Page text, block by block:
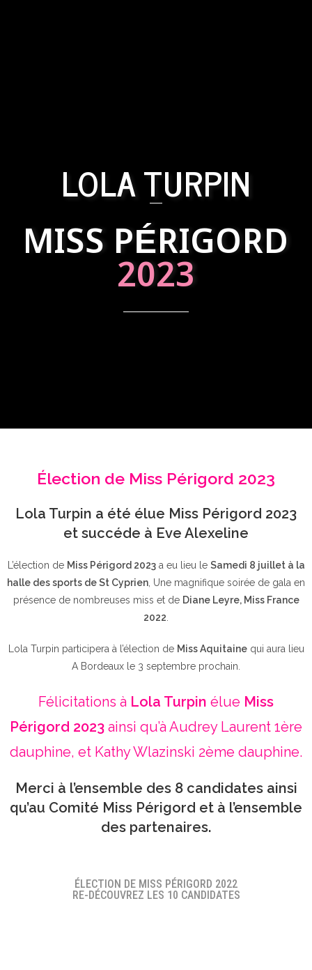
LOLA TURPIN
MISS PÉRIGORD
2023
Élection de Miss Périgord 2023
Lola Turpin a été élue Miss Périgord 2023
et succéde à Eve Alexeline
L’élection de Miss Périgord 2023a eu lieu le Samedi 8 juillet à la
halle des sports de St Cyprien , Une magnifique soirée de gala en
présence de nombreuses miss et de Diane Leyre, Miss France
2022
Lola Turpin participera à l’élection de Miss Aquitainequi aura lieu
A Bordeaux le 3 septembre prochain.
Félicitations à Lola Turpin élue Miss
Périgord 2023 ainsi qu’à Audrey Laurent 1ère
dauphine, et Kathy Wlazinski 2ème dauphine.
Merci à l’ensemble des 8 candidates ainsi
qu’au Comité Miss Périgord et à l’ensemble
des partenaires.
ÉLECTION DE MISS PÉRIGORD 2022
RE-DÉCOUVREZ LES 10 CANDIDATES